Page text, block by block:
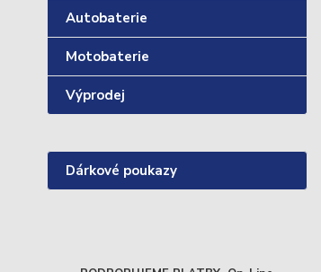
Autobaterie
Motobaterie
Výprodej
Dárkové poukazy